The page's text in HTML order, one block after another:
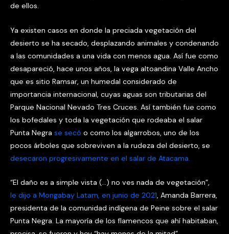
de ellos.
Ya existen casos en donde la preciada vegetación del
desierto se ha secado, desplazando animales y condenando
a las comunidades a una vida con menos agua. Así fue como
desapareció, hace unos años, la vega altoandina Valle Ancho
que es sitio Ramsar, un humedal considerado de
importancia internacional, cuyas aguas son tributarias del
Parque Nacional Nevado Tres Cruces. Así también fue como
los bofedales y toda la vegetación que rodeaba el salar
Punta Negra se secó o como los algarrobos, uno de los
pocos árboles que sobreviven a la rudeza del desierto, se
desecaron progresivamente en el salar de Atacama.
“El daño es a simple vista (…) no ves nada de vegetación”,
le dijo a Mongabay Latam, en junio de 2021, Amanda Barrera,
presidenta de la comunidad indígena de Peine sobre el salar
Punta Negra. La mayoría de los flamencos que ahí habitaban,